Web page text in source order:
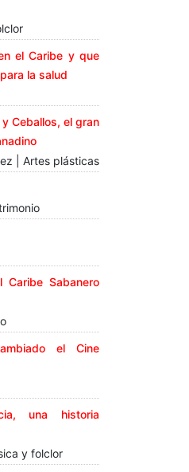
el Caribe y que
la salud
Ceballos, el gran
| Artes plásticas
Caribe Sabanero
el Cine
una historia
y folclor